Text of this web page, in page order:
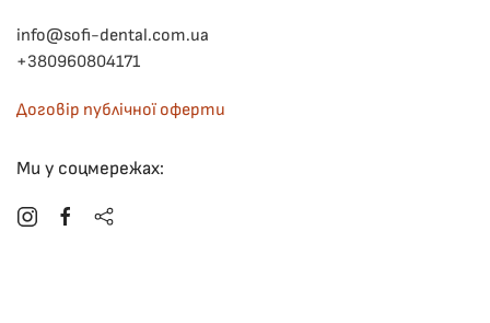
info@sofi-dental.com.ua
+380960804171
Договір публічної оферти
Ми у соцмережах: